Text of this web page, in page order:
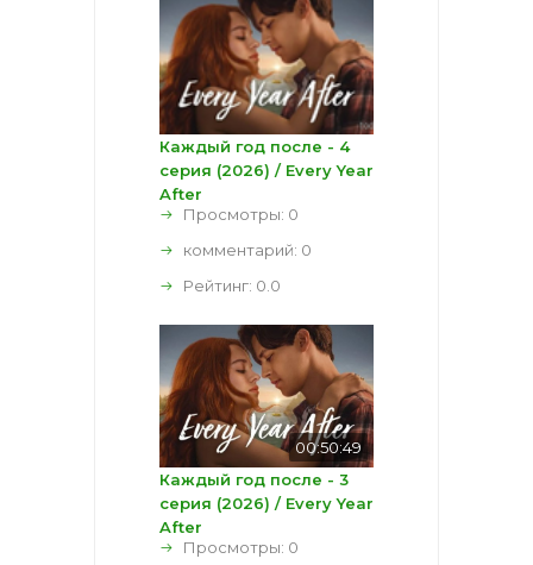
Каждый год после - 4
серия (2026) / Every Year
After
Просмотры: 0
комментарий: 0
Рейтинг: 0.0
00:50:49
Каждый год после - 3
серия (2026) / Every Year
After
Просмотры: 0